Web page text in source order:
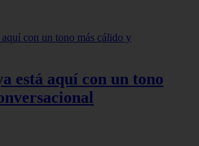
está aquí con un tono